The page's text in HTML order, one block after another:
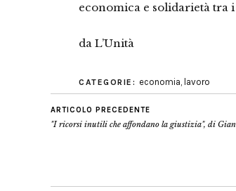
economica e solidarietà tra
da L’Unità
CATEGORIE: economia, lavoro
ARTICOLO PRECEDENTE
"I ricorsi inutili che affondano la giustizia", di